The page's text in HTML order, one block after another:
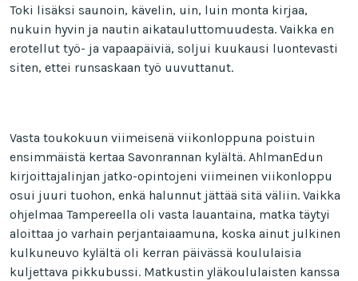
Toki lisäksi saunoin, kävelin, uin, luin monta kirjaa,
nukuin hyvin ja nautin aikatauluttomuudesta. Vaikka en
erotellut työ- ja vapaapäiviä, soljui kuukausi luontevasti
siten, ettei runsaskaan työ uuvuttanut.
Vasta toukokuun viimeisenä viikonloppuna poistuin
ensimmäistä kertaa Savonrannan kylältä. AhlmanEdun
kirjoittajalinjan jatko-opintojeni viimeinen viikonloppu
osui juuri tuohon, enkä halunnut jättää sitä väliin. Vaikka
ohjelmaa Tampereella oli vasta lauantaina, matka täytyi
aloittaa jo varhain perjantaiaamuna, koska ainut julkinen
kulkuneuvo kylältä oli kerran päivässä koululaisia
kuljettava pikkubussi. Matkustin yläkoululaisten kanssa